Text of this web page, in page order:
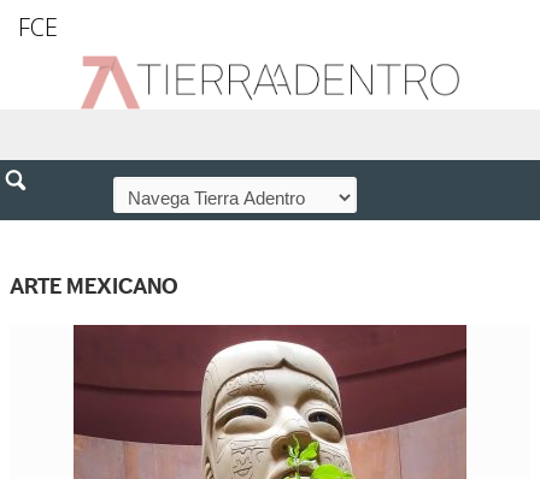
FCE
ARTE MEXICANO